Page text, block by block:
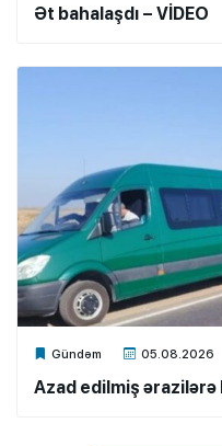
Ət bahalaşdı – VİDEO
Gündəm 05.08.2026
Xalq.Online
Azad edilmiş ərazilərə